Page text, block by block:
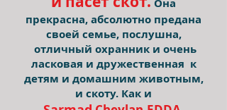
Она
прекрасна, абсолютно предана
своей семье, послушна,
отличный охранник и очень
ласковая и дружественная к
детям и домашним животным,
и скоту. Как и